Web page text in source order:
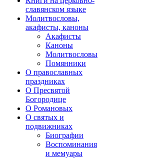
славянском языке
Молитвословы,
акафисты, каноны
Акафисты
Каноны
Молитвословы
Помянники
О православных
праздниках
О Пресвятой
Богородице
О Романовых
О святых и
подвижниках
Биографии
Воспоминания
и мемуары